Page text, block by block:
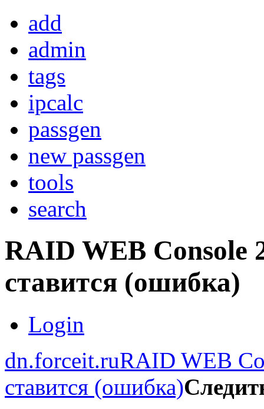
add
admin
tags
ipcalc
passgen
new passgen
tools
search
RAID WEB Console
ставится (ошибка)
Login
dn.forceit.ruRAID WEB
ставится (ошибка)